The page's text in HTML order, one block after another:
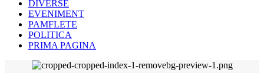
DIVERSE
EVENIMENT
PAMFLETE
POLITICA
PRIMA PAGINA